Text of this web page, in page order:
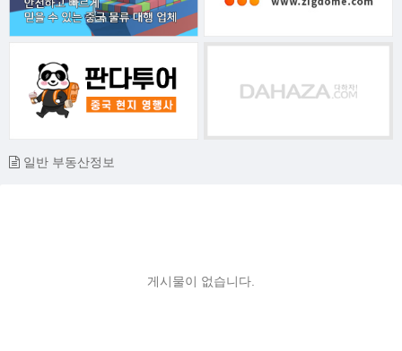
일반 부동산정보
게시물이 없습니다.